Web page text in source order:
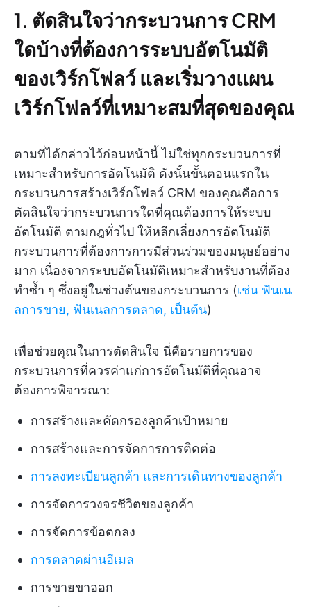
1. ตัดสินใจว่ากระบวนการ CRM
ใดบ้างที่ต้องการระบบอัตโนมัติ
ของเวิร์กโฟลว์ และเริ่มวางแผน
เวิร์กโฟลว์ที่เหมาะสมที่สุดของคุณ
ตามที่ได้กล่าวไว้ก่อนหน้านี้ ไม่ใช่ทุกกระบวนการที่
เหมาะสำหรับการอัตโนมัติ ดังนั้นขั้นตอนแรกใน
กระบวนการสร้างเวิร์กโฟลว์ CRM ของคุณคือการ
ตัดสินใจว่ากระบวนการใดที่คุณต้องการให้ระบบ
อัตโนมัติ ตามกฎทั่วไป ให้หลีกเลี่ยงการอัตโนมัติ
กระบวนการที่ต้องการการมีส่วนร่วมของมนุษย์อย่าง
มาก เนื่องจากระบบอัตโนมัติเหมาะสำหรับงานที่ต้อง
ทำซ้ำ ๆ ซึ่งอยู่ในช่วงต้นของกระบวนการ (เช่น ฟันเน
ลการขาย, ฟันเนลการตลาด, เป็นต้น)
เพื่อช่วยคุณในการตัดสินใจ นี่คือรายการของ
กระบวนการที่ควรค่าแก่การอัตโนมัติที่คุณอาจ
ต้องการพิจารณา:
การสร้างและคัดกรองลูกค้าเป้าหมาย
การสร้างและการจัดการการติดต่อ
การลงทะเบียนลูกค้า และการเดินทางของลูกค้า
การจัดการวงจรชีวิตของลูกค้า
การจัดการข้อตกลง
การตลาดผ่านอีเมล
การขายขาออก